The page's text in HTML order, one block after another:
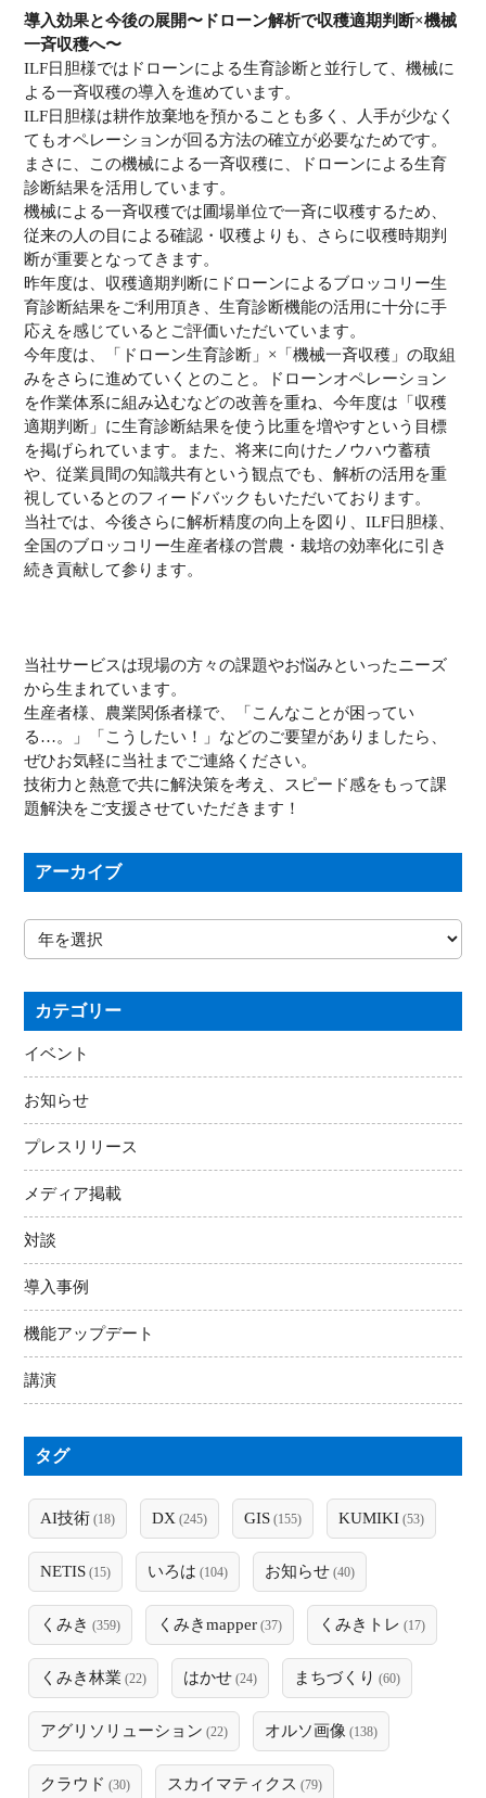
導入効果と今後の展開〜ドローン解析で収穫適期判断×機械
一斉収穫へ〜
ILF日胆様ではドローンによる生育診断と並行して、機械に
よる一斉収穫の導入を進めています。
ILF日胆様は耕作放棄地を預かることも多く、人手が少なく
てもオペレーションが回る方法の確立が必要なためです。
まさに、この機械による一斉収穫に、ドローンによる生育
診断結果を活用しています。
機械による一斉収穫では圃場単位で一斉に収穫するため、
従来の人の目による確認・収穫よりも、さらに収穫時期判
断が重要となってきます。
昨年度は、収穫適期判断にドローンによるブロッコリー生
育診断結果をご利用頂き、生育診断機能の活用に十分に手
応えを感じているとご評価いただいています。
今年度は、「ドローン生育診断」×「機械一斉収穫」の取組
みをさらに進めていくとのこと。ドローンオペレーション
を作業体系に組み込むなどの改善を重ね、今年度は「収穫
適期判断」に生育診断結果を使う比重を増やすという目標
を掲げられています。また、将来に向けたノウハウ蓄積
や、従業員間の知識共有という観点でも、解析の活用を重
視しているとのフィードバックもいただいております。
当社では、今後さらに解析精度の向上を図り、ILF日胆様、
全国のブロッコリー生産者様の営農・栽培の効率化に引き
続き貢献して参ります。
当社サービスは現場の方々の課題やお悩みといったニーズ
から生まれています。
生産者様、農業関係者様で、「こんなことが困ってい
る…。」「こうしたい！」などのご要望がありましたら、
ぜひお気軽に当社までご連絡ください。
技術力と熱意で共に解決策を考え、スピード感をもって課
題解決をご支援させていただきます！
アーカイブ
カテゴリー
イベント
お知らせ
プレスリリース
メディア掲載
対談
導入事例
機能アップデート
講演
タグ
AI技術 (18) DX (245) GIS (155) KUMIKI (53)
NETIS (15) いろは (104) お知らせ (40)
くみき (359) くみきmapper (37) くみきトレ (17)
くみき林業 (22) はかせ (24) まちづくり (60)
アグリソリューション (22) オルソ画像 (138)
クラウド (30) スカイマティクス (79)